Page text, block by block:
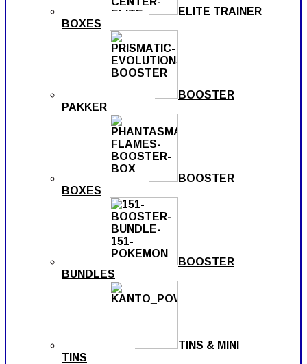
ELITE TRAINER
BOXES
BOOSTER
PAKKER
BOOSTER
BOXES
BOOSTER
BUNDLES
TINS & MINI
TINS